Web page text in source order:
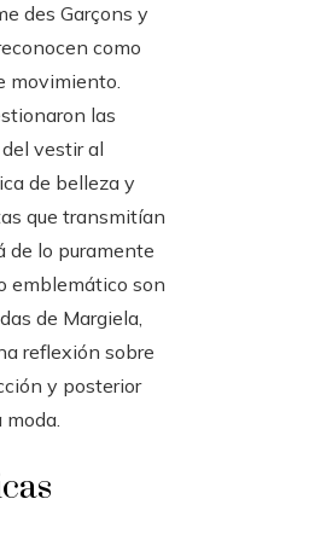
des Garçons y
como
movimiento.
las
vestir al
de belleza y
que transmitían
de lo puramente
emblemático son
de Margiela,
reflexión sobre
y posterior
moda.